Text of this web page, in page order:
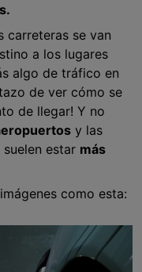
carreteras se van
a los lugares
algo de tráfico en
de ver cómo se
de llegar! Y no
y las
suelen estar más
como esta: